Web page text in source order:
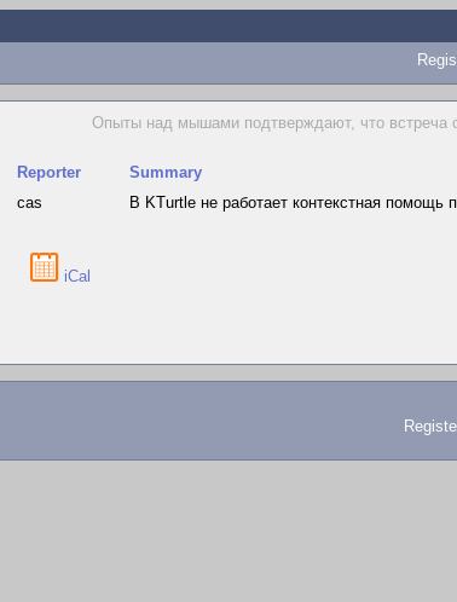
Опыты над мышами подтверждают, что встреча
Reporter
Summary
cas В KTurtle не работает контекстная помощь
iCal